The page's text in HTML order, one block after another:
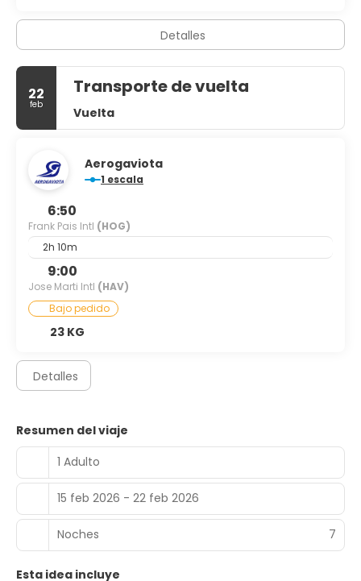
Detalles
22
feb
Transporte de vuelta
Vuelta
Aerogaviota
1 escala
6:50
Frank Pais Intl (HOG)
2h 10m
9:00
Jose Marti Intl (HAV)
Bajo pedido
23 KG
Detalles
Resumen del viaje
1 Adulto
15 feb 2026 - 22 feb 2026
Noches 7
Esta idea incluye